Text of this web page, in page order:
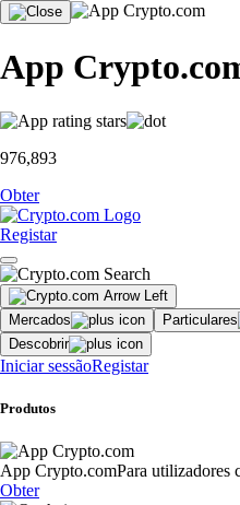
App
976,893
Obter
Registar
Mercados Particulares
Descobrir
Iniciar sessãoRegistar
Produtos
App Crypto.comPara utilizadores
Obter